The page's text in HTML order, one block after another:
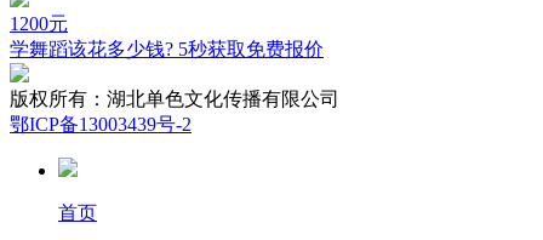
1200元
学舞蹈该花多少钱? 5秒获取免费报价
版权所有： 湖北单色文化传播有限公司
鄂ICP备13003439号-2
首页